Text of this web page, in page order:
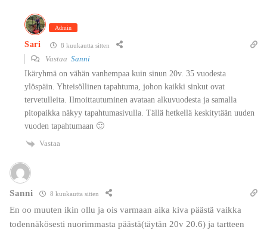
Admin
Sari 8 kuukautta sitten
Vastaa Sanni
Ikäryhmä on vähän vanhempaa kuin sinun 20v. 35 vuodesta
ylöspäin. Yhteisöllinen tapahtuma, johon kaikki sinkut ovat
tervetulleita. Ilmoittautuminen avataan alkuvuodesta ja samalla
pitopaikka näkyy tapahtumasivulla. Tällä hetkellä keskitytään uuden
vuoden tapahtumaan 🙂
Vastaa
Sanni 8 kuukautta sitten
En oo muuten ikin ollu ja ois varmaan aika kiva päästä vaikka
todennäkösesti nuorimmasta päästä(täytän 20v 20.6) ja tartteen